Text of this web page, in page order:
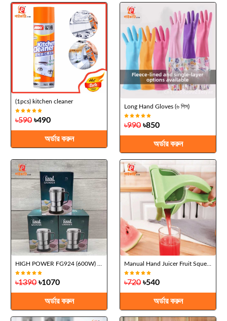
(1pcs) kitchen cleaner
৳590 ৳490
অর্ডার করুন
Long Hand Gloves (৬ পিস)
৳990 ৳850
অর্ডার করুন
HIGH POWER FG924 (600W) Food Grinder
৳1390 ৳1070
অর্ডার করুন
Manual Hand Juicer Fruit Squeezer
৳720 ৳540
অর্ডার করুন